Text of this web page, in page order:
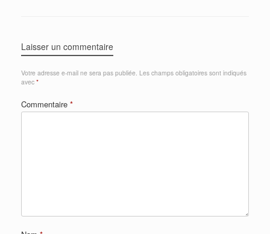
Laisser un commentaire
Votre adresse e-mail ne sera pas publiée. Les champs obligatoires sont indiqués
avec *
Commentaire *